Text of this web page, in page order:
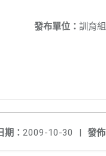
發布單位： 訓育組
發
期： 2009-10-30 |